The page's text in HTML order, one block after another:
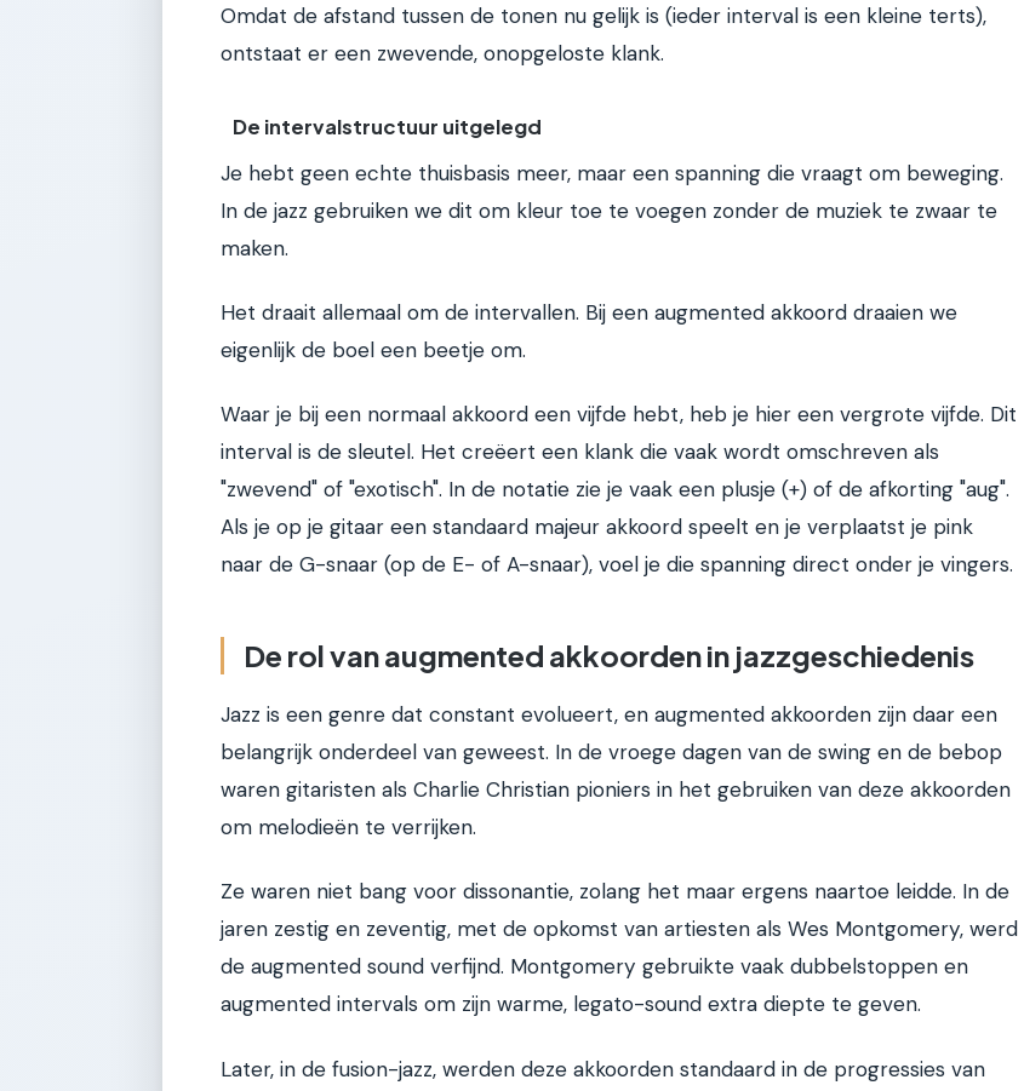
Omdat de afstand tussen de tonen nu gelijk is (ieder interval is een kleine terts),
ontstaat er een zwevende, onopgeloste klank.
De intervalstructuur uitgelegd
Je hebt geen echte thuisbasis meer, maar een spanning die vraagt om beweging.
In de jazz gebruiken we dit om kleur toe te voegen zonder de muziek te zwaar te
maken.
Het draait allemaal om de intervallen. Bij een augmented akkoord draaien we
eigenlijk de boel een beetje om.
Waar je bij een normaal akkoord een vijfde hebt, heb je hier een vergrote vijfde. Dit
interval is de sleutel. Het creëert een klank die vaak wordt omschreven als
"zwevend" of "exotisch". In de notatie zie je vaak een plusje (+) of de afkorting "aug".
Als je op je gitaar een standaard majeur akkoord speelt en je verplaatst je pink
naar de G-snaar (op de E- of A-snaar), voel je die spanning direct onder je vingers.
De rol van augmented akkoorden in jazzgeschiedenis
Jazz is een genre dat constant evolueert, en augmented akkoorden zijn daar een
belangrijk onderdeel van geweest. In de vroege dagen van de swing en de bebop
waren gitaristen als Charlie Christian pioniers in het gebruiken van deze akkoorden
om melodieën te verrijken.
Ze waren niet bang voor dissonantie, zolang het maar ergens naartoe leidde. In de
jaren zestig en zeventig, met de opkomst van artiesten als Wes Montgomery, werd
de augmented sound verfijnd. Montgomery gebruikte vaak dubbelstoppen en
augmented intervals om zijn warme, legato-sound extra diepte te geven.
Later, in de fusion-jazz, werden deze akkoorden standaard in de progressies van